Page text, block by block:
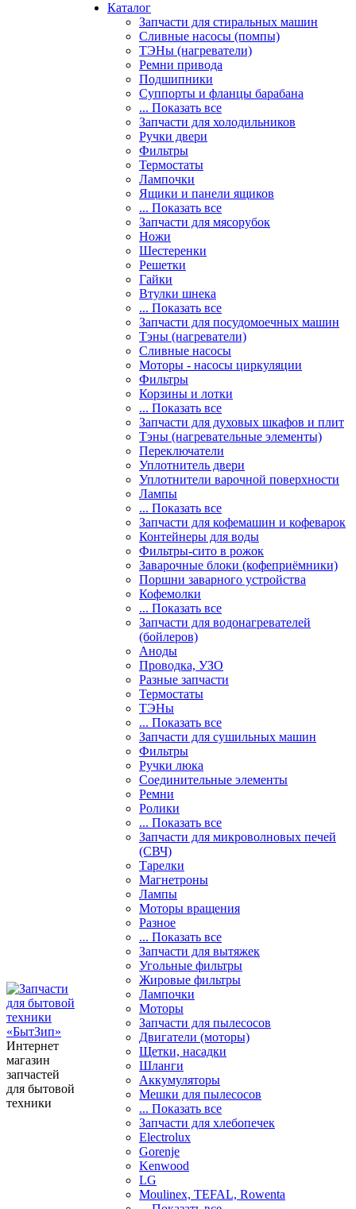
Интернет
магазин
запчастей
для бытовой
техники
Каталог
Запчасти для стиральных машин
Сливные насосы (помпы)
ТЭНы (нагреватели)
Ремни привода
Подшипники
Суппорты и фланцы барабана
... Показать все
Запчасти для холодильников
Ручки двери
Фильтры
Термостаты
Лампочки
Ящики и панели ящиков
... Показать все
Запчасти для мясорубок
Ножи
Шестеренки
Решетки
Гайки
Втулки шнека
... Показать все
Запчасти для посудомоечных машин
Тэны (нагреватели)
Сливные насосы
Моторы - насосы циркуляции
Фильтры
Корзины и лотки
... Показать все
Запчасти для духовых шкафов и плит
Тэны (нагревательные элементы)
Переключатели
Уплотнитель двери
Уплотнители варочной поверхности
Лампы
... Показать все
Запчасти для кофемашин и кофеварок
Контейнеры для воды
Фильтры-сито в рожок
Заварочные блоки (кофеприёмники)
Поршни заварного устройства
Кофемолки
... Показать все
Запчасти для водонагревателей
(бойлеров)
Аноды
Проводка, УЗО
Разные запчасти
Термостаты
ТЭНы
... Показать все
Запчасти для сушильных машин
Фильтры
Ручки люка
Соединительные элементы
Ремни
Ролики
... Показать все
Запчасти для микроволновых печей
(СВЧ)
Тарелки
Магнетроны
Лампы
Моторы вращения
Разное
... Показать все
Запчасти для вытяжек
Угольные фильтры
Жировые фильтры
Лампочки
Моторы
Запчасти для пылесосов
Двигатели (моторы)
Щетки, насадки
Шланги
Аккумуляторы
Мешки для пылесосов
... Показать все
Запчасти для хлебопечек
Electrolux
Gorenje
Kenwood
LG
Moulinex, TEFAL, Rowenta